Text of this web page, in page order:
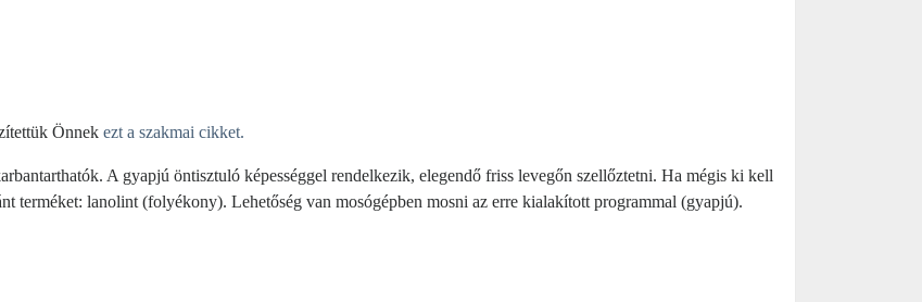
Önnek ezt a szakmai cikket.
A gyapjú öntisztuló képességgel rendelkezik, elegendő friss levegőn szellőztetni. Ha mégis ki kell
terméket: lanolint (folyékony). Lehetőség van mosógépben mosni az erre kialakított programmal (gyapjú).